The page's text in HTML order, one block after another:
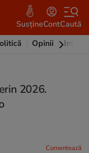
SusțineContCaută
Opinii
2026.
Comentează